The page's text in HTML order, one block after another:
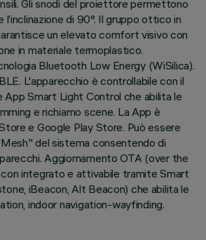
Gli snodi del proiettore permettono
di 90°. Il gruppo ottico in
un elevato comfort visivo con
in materiale termoplastico.
Bluetooth Low Energy (WiSilica).
L'apparecchio è controllabile con il
App Smart Light Control che abilita le
e richiamo scene. La App è
e Google Play Store. Può essere
del sistema consentendo di
Aggiornamento OTA (over the
integrato e attivabile tramite Smart
iBeacon, Alt Beacon) che abilita le
indoor navigation-wayfinding.